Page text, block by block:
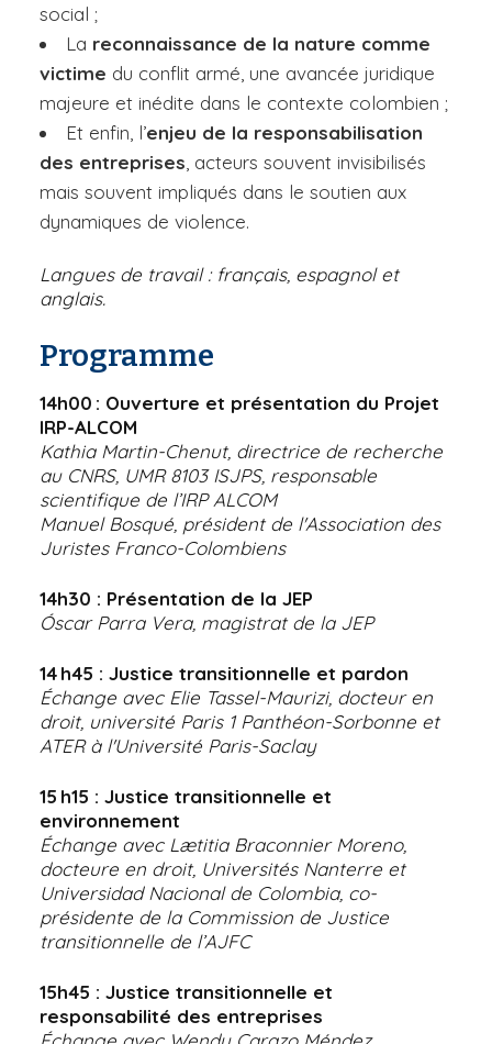
social ;
La reconnaissance de la nature comme
victime du conflit armé, une avancée juridique
majeure et inédite dans le contexte colombien ;
Et enfin, l’enjeu de la responsabilisation
des entreprises , acteurs souvent invisibilisés
mais souvent impliqués dans le soutien aux
dynamiques de violence.
Langues de travail : français, espagnol et
anglais.
Programme
14h00 : Ouverture et présentation du Projet
IRP-ALCOM
Kathia Martin-Chenut, directrice de recherche
au CNRS, UMR 8103 ISJPS, responsable
scientifique de l’IRP ALCOM
Manuel Bosqué, président de l'Association des
Juristes Franco-Colombiens
14h30 : Présentation de la JEP
Óscar Parra Vera, magistrat de la JEP
14 h45 : Justice transitionnelle et pardon
Échange avec Elie Tassel-Maurizi, docteur en
droit, université Paris 1 Panthéon-Sorbonne et
ATER à l'Université Paris-Saclay
15 h15 : Justice transitionnelle et
environnement
Échange avec Lætitia Braconnier Moreno,
docteure en droit, Universités Nanterre et
Universidad Nacional de Colombia, co-
présidente de la Commission de Justice
transitionnelle de l’AJFC
15h45 : Justice transitionnelle et
responsabilité des entreprises